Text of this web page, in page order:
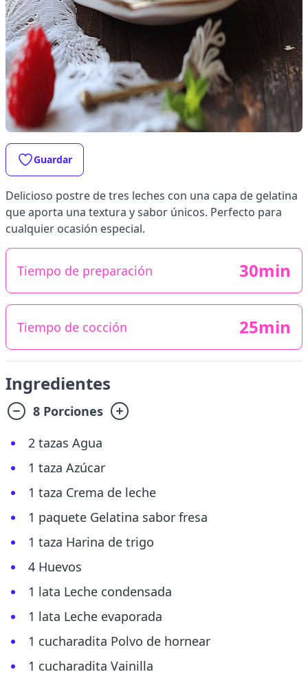
Guardar
Delicioso postre de tres leches con una capa de gelatina
que aporta una textura y sabor únicos. Perfecto para
cualquier ocasión especial.
Tiempo de preparación 30min
Tiempo de cocción 25min
Ingredientes
8 Porciones
2 tazas Agua
1 taza Azúcar
1 taza Crema de leche
1 paquete Gelatina sabor fresa
1 taza Harina de trigo
4 Huevos
1 lata Leche condensada
1 lata Leche evaporada
1 cucharadita Polvo de hornear
1 cucharadita Vainilla